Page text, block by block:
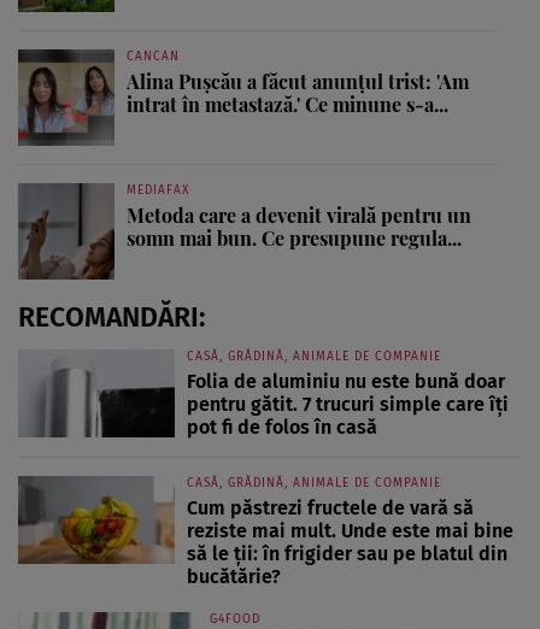
CANCAN
Alina Pușcău a făcut anunțul trist: 'Am
intrat în metastază.' Ce minune s-a...
MEDIAFAX
Metoda care a devenit virală pentru un
somn mai bun. Ce presupune regula...
RECOMANDĂRI:
CASĂ, GRĂDINĂ, ANIMALE DE COMPANIE
Folia de aluminiu nu este bună doar
pentru gătit. 7 trucuri simple care îți
pot fi de folos în casă
CASĂ, GRĂDINĂ, ANIMALE DE COMPANIE
Cum păstrezi fructele de vară să
reziste mai mult. Unde este mai bine
să le ții: în frigider sau pe blatul din
bucătărie?
G4FOOD